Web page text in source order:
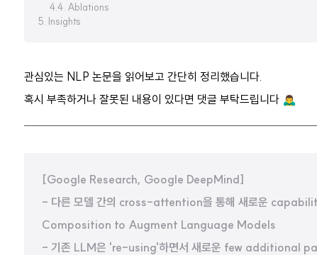
4.4. Ablations
5. Insights
관심있는 NLP 논문을 읽어보고 간단히 정리했습니다.
혹시 부족하거나 잘못된 내용이 있다면 댓글 부탁드립니다 🙇‍♂️
[Google Research, Google DeepMind]
- 다른 모델 간의 cross-attention을 통해 새로운
Composition to Augment Language Models
- 기존 LLM은 're-using'하면서 새로운 few additional